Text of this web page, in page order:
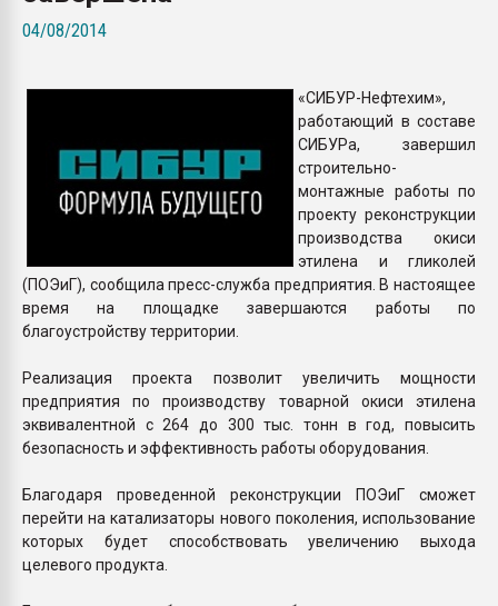
ПЕРЕЙТИ НА
04/08/2014
«СИБУР-Нефтехим»,
работающий в составе
СИБУРа, завершил
строительно-
монтажные работы по
проекту реконструкции
производства окиси
этилена и гликолей
(ПОЭиГ), сообщила пресс-служба предприятия. В настоящее
время на площадке завершаются работы по
благоустройству территории.
Реализация проекта позволит увеличить мощности
предприятия по производству товарной окиси этилена
эквивалентной с 264 до 300 тыс. тонн в год, повысить
безопасность и эффективность работы оборудования.
Благодаря проведенной реконструкции ПОЭиГ сможет
перейти на катализаторы нового поколения, использование
которых будет способствовать увеличению выхода
целевого продукта.